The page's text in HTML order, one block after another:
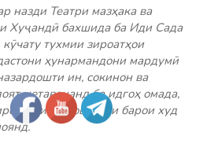
назди Театри мазҳака ва
Хуҷандӣ бахшида ба Иди Сада
тухмии зироатҳои
ҳунармандони мардумӣ
ин, сокинон ва
метавонанд ба идгоҳ омада,
кишоварзии барои худ